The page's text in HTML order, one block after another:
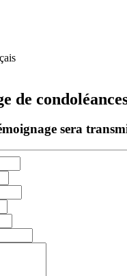
de
sera